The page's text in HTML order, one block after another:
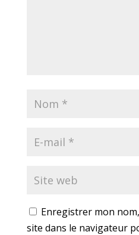
Enregistrer mon
site dans le navigateur